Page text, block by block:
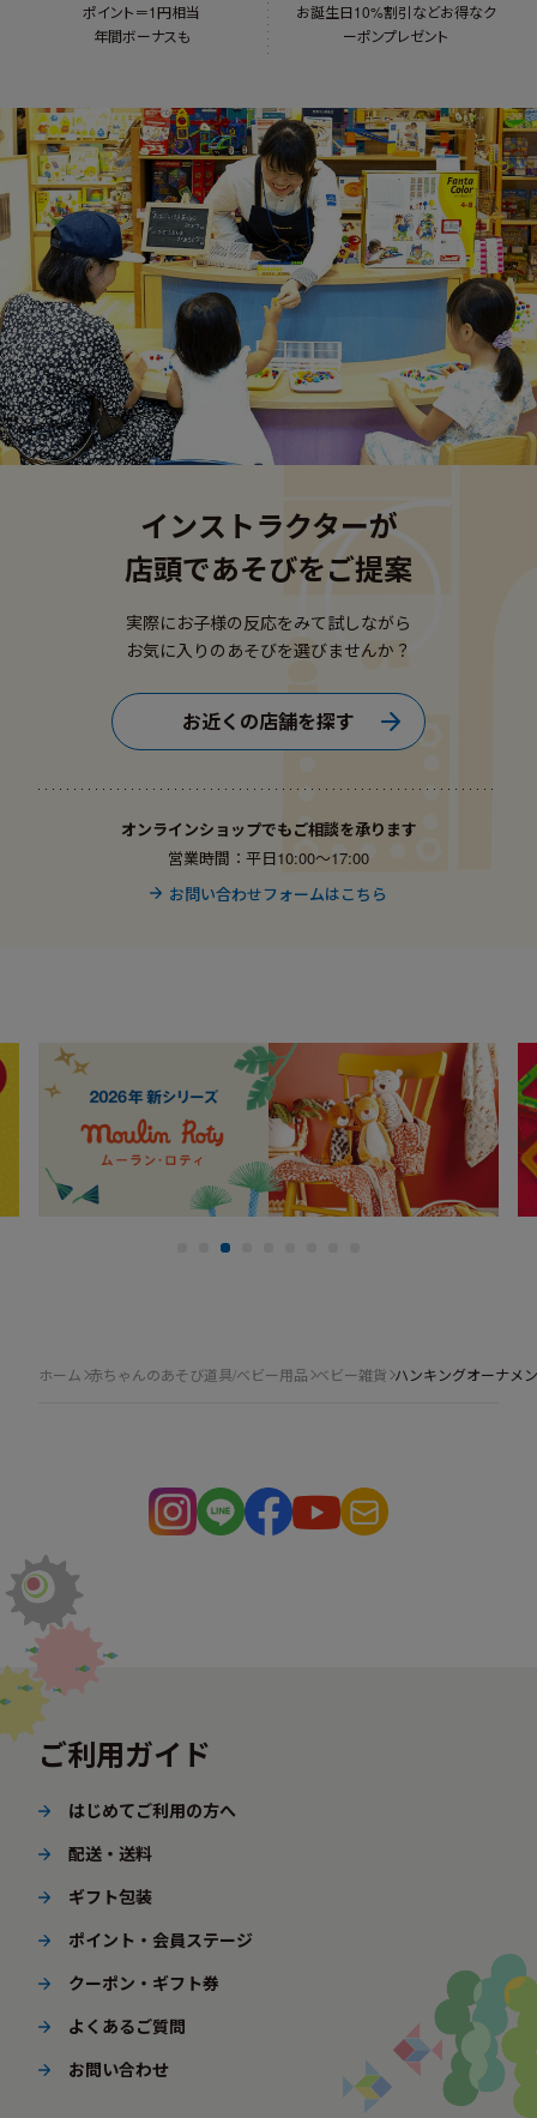
ポイント＝1円相当
年間ボーナスも
お誕生日10%割引などお得なク
ーポンプレゼント
インストラクターが
店頭であそびをご提案
実際にお子様の反応をみて試しながら
お気に入りのあそびを選びませんか？
お近くの店舗を探す
オンラインショップでもご相談を承ります
営業時間：平日10:00〜17:00
お問い合わせフォームはこちら
ホーム 赤ちゃんのあそび道具/ベビー用品 ベビー雑貨 ハンキングオーナメ
ご利用ガイド
はじめてご利用の方へ
配送・送料
ギフト包装
ポイント・会員ステージ
クーポン・ギフト券
よくあるご質問
お問い合わせ